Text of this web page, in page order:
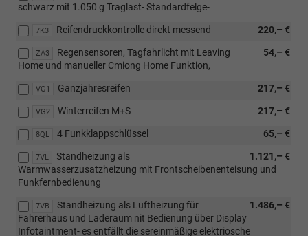
schwarz mit 1.050 g Traglast- Standardfelge-
7K3 220,– €
Reifendruckkontrolle direkt messend
ZA3 54,– €
Regensensoren, Tagfahrlicht mit Leaving
Home und manueller Cmiong Home Funktion,
VG1 217,– €
Ganzjahresreifen
VG2 217,– €
Winterreifen M+S
8QL 65,– €
4 Funkklappschlüssel
7VL 1.121,– €
Standheizung als
Warmwasserzusatzheizung mit Frontscheibenenteisung und
Funkfernbedienung
7VB 1.486,– €
Standheizung als Luftheizung für
Fahrerhaus und Laderaum nit Bedienung über Display
Infotaintment- es entfällt die sereinmäßige elektriosche